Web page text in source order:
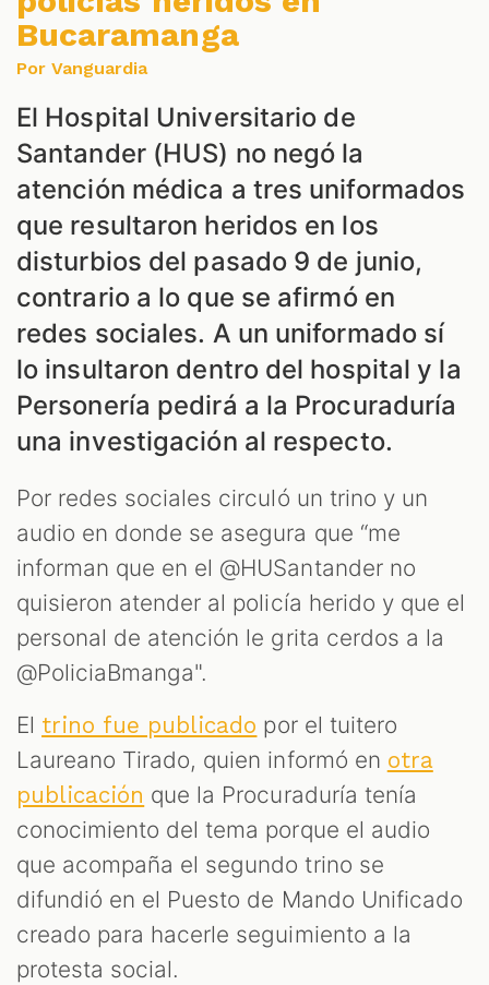
Bucaramanga
Por Vanguardia
El Hospital Universitario de
Santander (HUS) no negó la
atención médica a tres uniformados
que resultaron heridos en los
disturbios del pasado 9 de junio,
contrario a lo que se afirmó en
redes sociales. A un uniformado sí
lo insultaron dentro del hospital y la
Personería pedirá a la Procuraduría
una investigación al respecto.
Por redes sociales circuló un trino y un
audio en donde se asegura que “me
informan que en el @HUSantander no
quisieron atender al policía herido y que el
personal de atención le grita cerdos a la
@PoliciaBmanga".
El trino fue publicado por el tuitero
Laureano Tirado, quien informó en otra
publicación que la Procuraduría tenía
conocimiento del tema porque el audio
que acompaña el segundo trino se
difundió en el Puesto de Mando Unificado
creado para hacerle seguimiento a la
protesta social.